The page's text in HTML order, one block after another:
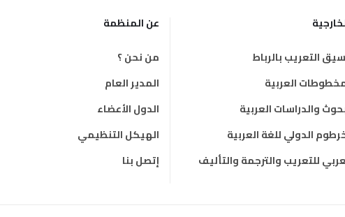
التعريب بالرباط
العربية
والدراسات العربية
الدولي للغة العربية
للتعريب والترجمة والتأليف
عن المنظمة
من نحن ؟
المدير العام
الدول الأعضاء
الهيكل التنظيمي
إتصل بنا